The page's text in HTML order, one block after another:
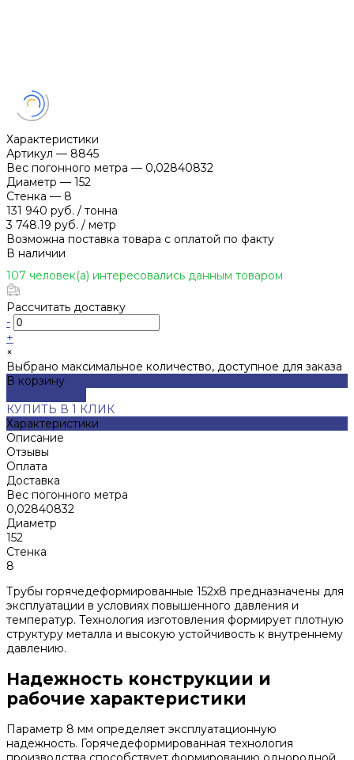
Характеристики
Артикул — 8845
Вес погонного метра — 0,02840832
Диаметр — 152
Стенка — 8
131 940 руб. / тонна
3 748.19 руб. / метр
Возможна поставка товара с оплатой по факту
В наличии
107 человек(а) интересовались данным товаром
Рассчитать доставку
-
+
×
Выбрано максимальное количество, доступное для заказа
В корзину
КУПИТЬ В 1 КЛИК
Характеристики
Описание
Отзывы
Оплата
Доставка
Вес погонного метра
0,02840832
Диаметр
152
Стенка
8
Трубы горячедеформированные 152x8 предназначены для
эксплуатации в условиях повышенного давления и
температур. Технология изготовления формирует плотную
структуру металла и высокую устойчивость к внутреннему
давлению.
Надежность конструкции и
рабочие характеристики
Параметр 8 мм определяет эксплуатационную
надежность. Горячедеформированная технология